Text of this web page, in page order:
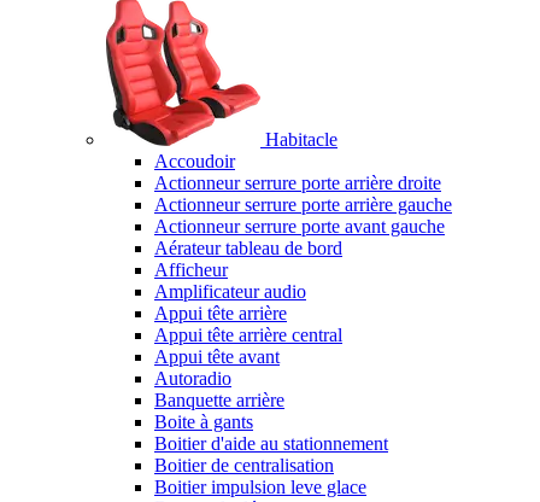
Habitacle
Accoudoir
Actionneur serrure porte arrière droite
Actionneur serrure porte arrière gauche
Actionneur serrure porte avant gauche
Aérateur tableau de bord
Afficheur
Amplificateur audio
Appui tête arrière
Appui tête arrière central
Appui tête avant
Autoradio
Banquette arrière
Boite à gants
Boitier d'aide au stationnement
Boitier de centralisation
Boitier impulsion leve glace